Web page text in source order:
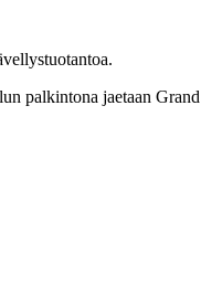
palkintona jaetaan Grand